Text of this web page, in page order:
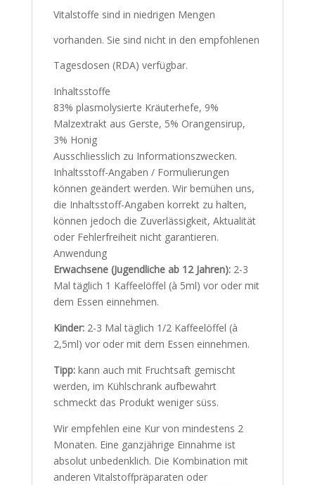
Vitalstoffe sind in niedrigen Mengen
vorhanden. Sie sind nicht in den empfohlenen
Tagesdosen (RDA) verfügbar.
Inhaltsstoffe
83% plasmolysierte Kräuterhefe, 9%
Malzextrakt aus Gerste, 5% Orangensirup,
3% Honig
Ausschliesslich zu Informationszwecken.
Inhaltsstoff-Angaben / Formulierungen
können geändert werden. Wir bemühen uns,
die Inhaltsstoff-Angaben korrekt zu halten,
können jedoch die Zuverlässigkeit, Aktualität
oder Fehlerfreiheit nicht garantieren.
Anwendung
Erwachsene (Jugendliche ab 12 Jahren):2-3
Mal täglich 1 Kaffeelöffel (à 5ml) vor oder mit
dem Essen einnehmen.
Kinder:2-3 Mal täglich 1/2 Kaffeelöffel (à
2,5ml) vor oder mit dem Essen einnehmen.
Tipp:kann auch mit Fruchtsaft gemischt
werden, im Kühlschrank aufbewahrt
schmeckt das Produkt weniger süss.
Wir empfehlen eine Kur von mindestens 2
Monaten. Eine ganzjährige Einnahme ist
absolut unbedenklich. Die Kombination mit
anderen Vitalstoffpräparaten oder